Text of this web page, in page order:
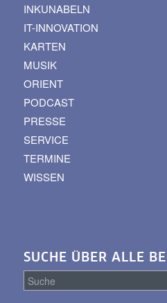
INKUNABELN
IT-INNOVATION
KARTEN
MUSIK
ORIENT
PODCAST
PRESSE
SERVICE
TERMINE
WISSEN
SUCHE ÜBER ALLE